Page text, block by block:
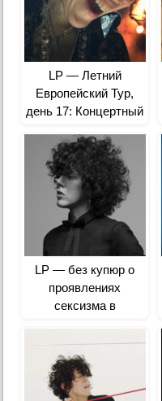
LP — Летний
Европейский Тур,
день 17: Концертный
Риме, Италия
LP — без купюр о
проявлениях
сексизма в
индустрии